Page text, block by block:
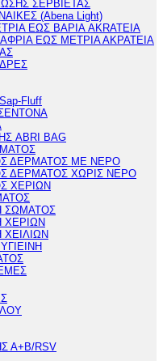
ΣΕΡΒΙΕΤΑΣ
(Abena Light)
ΕΩΣ ΒΑΡΙΑ AKRATEIA
ΕΩΣ ΜΕΤΡΙΑ ΑΚΡΑΤΕΙΑ
Fluff
ABRI BAG
ΔΕΡΜΑΤΟΣ ΜΕ ΝΕΡΟ
ΔΕΡΜΑΤΟΣ ΧΩΡΙΣ ΝΕΡΟ
ΧΕΡΙΩΝ
ΣΩΜΑΤΟΣ
ΧΕΡΙΩΝ
ΧΕΙΛΙΩΝ
Α+Β/RSV